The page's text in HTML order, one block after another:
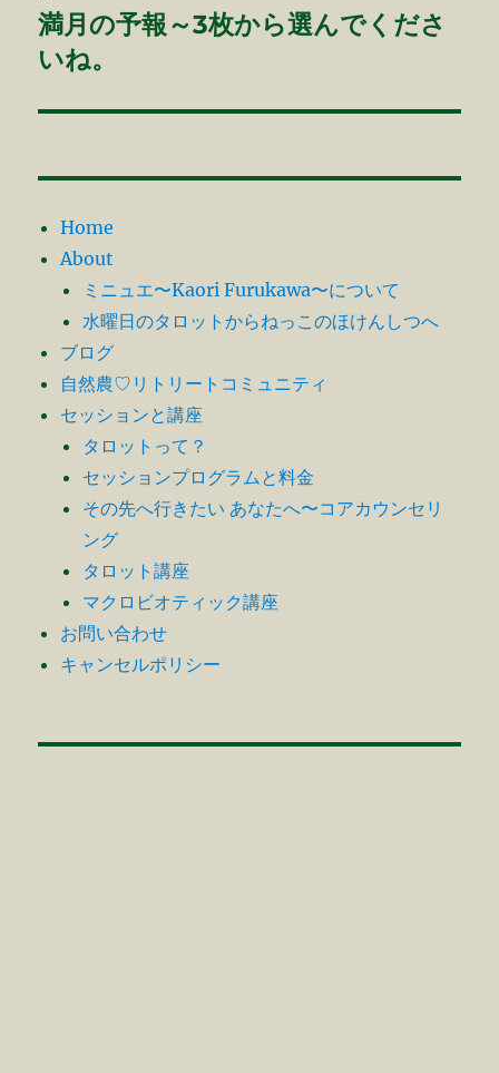
ゲ
ー
シ
次
の
稿:
満月の予報～3枚から選んでくださ
いね。
Home
About
ミニュエ〜Kaori Furukawa〜について
水曜日のタロットからねっこのほけんしつへ
ブログ
自然農♡リトリートコミュニティ
セッションと講座
タロットって？
セッションプログラムと料金
その先へ行きたい あなたへ〜コアカウンセリ
ング
タロット講座
マクロビオティック講座
お問い合わせ
キャンセルポリシー